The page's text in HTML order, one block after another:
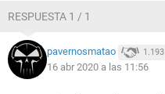
RESPUESTA 1 / 1
pavernosmatao 1.193
16 abr 2020 a las 11:56